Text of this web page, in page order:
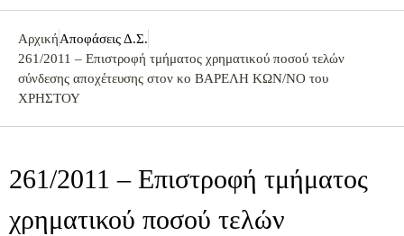
ΑρχικήΑποφάσεις Δ.Σ.
261/2011 – Επιστροφή τμήματος χρηματικού ποσού τελών
σύνδεσης αποχέτευσης στον κο ΒΑΡΕΛΗ ΚΩΝ/ΝΟ του
ΧΡΗΣΤΟΥ
261/2011 – Επιστροφή τμήματος
χρηματικού ποσού τελών